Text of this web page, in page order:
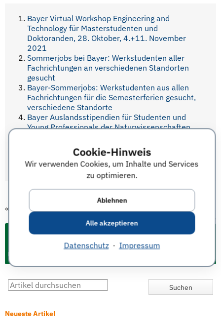
Cookie-Hinweis
Wir verwenden Cookies, um Inhalte und Services
zu optimieren.
Ablehnen
Alle akzeptieren
Datenschutz· Impressum
Bayer Virtual Workshop Engineering and
Technology für Masterstudenten und
Doktoranden, 28. Oktober, 4.+11. November
2021
Sommerjobs bei Bayer: Werkstudenten aller
Fachrichtungen an verschiedenen Standorten
gesucht
Bayer-Sommerjobs: Werkstudenten aus allen
Fachrichtungen für die Semesterferien gesucht,
verschiedene Standorte
Bayer Auslandsstipendien für Studenten und
Young Professionals der Naturwissenschaften
Bayer-Workshop Cardiovascular Research für
Post Docs der NaWi, Medizin und Pharmazie,
23.-25. März 2017 in Wuppertal
« vorheriger Termin
nächster Termin
»
Events & Termine für Studium und Karriere
Neueste Artikel